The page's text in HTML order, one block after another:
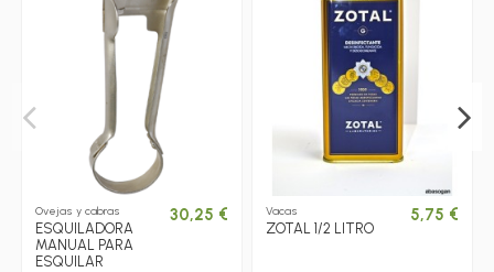
Ovejas y cabras
ESQUILADORA
MANUAL PARA
ESQUILAR
30,25 € Vacas
ZOTAL 1/2 LITRO
5,75 €